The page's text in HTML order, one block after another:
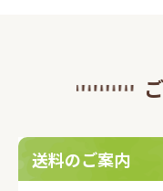
送料のご案内